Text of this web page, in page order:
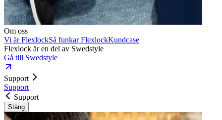
Om oss
Vi är FlexlockSå funkar FlexlockKundcase
Flexlock är en del av Swedstyle
Gå till Swedstyle
Support
Support
Support
Stäng